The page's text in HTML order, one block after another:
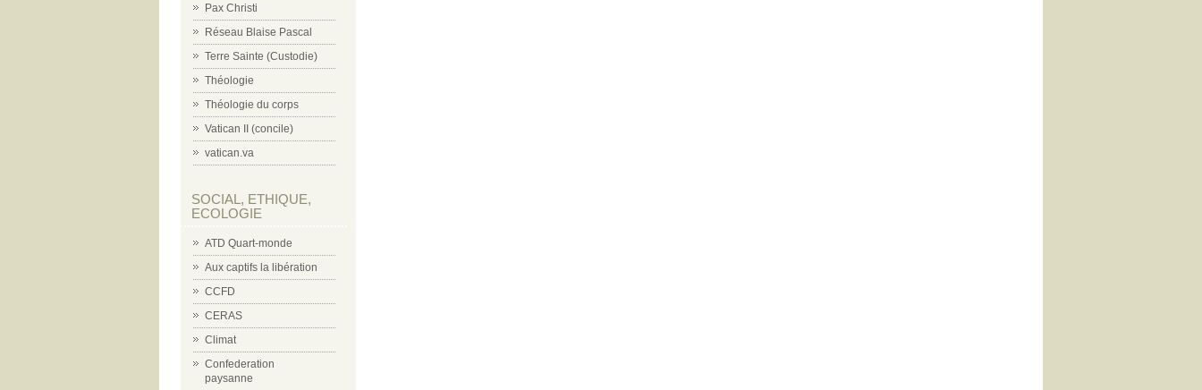
Pax Christi
Réseau Blaise Pascal
Terre Sainte (Custodie)
Théologie
Théologie du corps
Vatican II (concile)
vatican.va
SOCIAL, ETHIQUE,
ECOLOGIE
ATD Quart-monde
Aux captifs la libération
CCFD
CERAS
Climat
Confederation
paysanne